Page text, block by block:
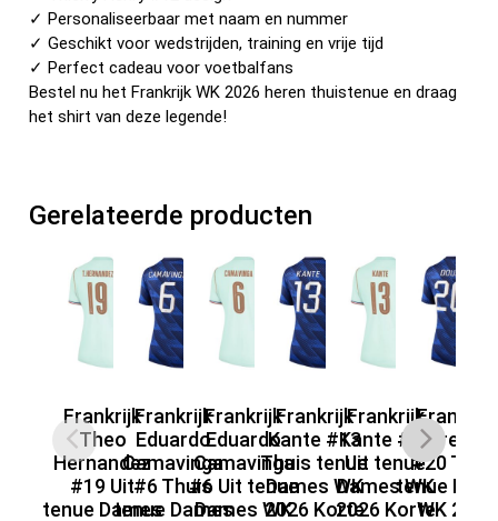
✓ Personaliseerbaar met naam en nummer
✓ Geschikt voor wedstrijden, training en vrije tijd
✓ Perfect cadeau voor voetbalfans
Bestel nu het Frankrijk WK 2026 heren thuistenue en draag
het shirt van deze legende!
Gerelateerde producten
Frankrijk
Theo
Hernandez
#19 Uit
tenue Dames
Frankrijk
Eduardo
Camavinga
#6 Thuis
tenue Dames
Frankrijk
Eduardo
Camavinga
#6 Uit tenue
Dames WK
Frankrijk
Kante #13
Thuis tenue
Dames WK
2026 Korte
Frankrijk
Kante #13
Uit tenue
Dames WK
2026 Korte
Frankrijk
Desire
#20
tenue
WK 2026